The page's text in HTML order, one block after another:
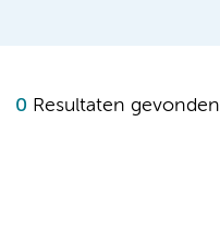
0 Resultaten gevonden